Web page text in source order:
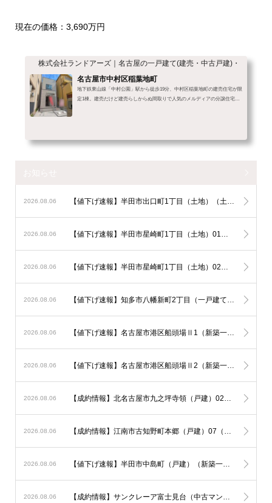
現在の価格：3,690万円
株式会社ランドアーズ｜名古屋の一戸建て(建売・中古戸建)・中古マ
名古屋市中村区稲葉地町
地下鉄東山線「中村公園」駅から徒歩19分、中村区稲葉地町の建売住宅が限
定1棟。建売だけど建売らしからぬ間取りで人気のメルディアの分譲住宅で
2026.08.06
2026.08.06
2026.08.06
2026.08.06
2026.08.06 【値下げ速報】名古屋市港区船頭場Ⅱ1（新築一戸建て）が300万円ダウン！
2026.08.06 【値下げ速報】名古屋市港区船頭場Ⅱ2（新築一戸建て）が300万円ダウン！
2026.08.06
2026.08.06
2026.08.06 【値下げ速報】半田市中島町（戸建）（新築一戸建て）が180万円ダウン！
2026.08.06